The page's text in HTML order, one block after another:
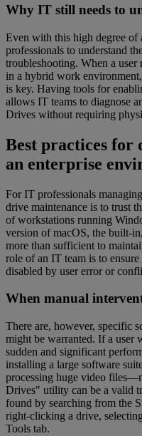
Why IT still needs to
Even with this high degree
professionals to understand
troubleshooting. When a user
in a hybrid work
is key. Having tools for
allows IT teams to diagnose
Drives without requiring
Best practices
an enterprise
For IT professionals
drive maintenance is to trust
of workstations running
version of macOS, the built-
more than sufficient to
role of an IT team is to ensure
disabled by user error or
When manual
There are, however, specific
might be warranted. If a user
sudden and significant
installing a large software
processing huge video
Drives" utility can be a valid
found by searching from the
right-clicking a drive,
Tools tab.